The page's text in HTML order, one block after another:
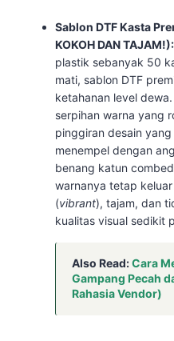
Sablon DTF Kasta
KOKOH DAN TAJAM!):
plastik sebanyak 50
mati, sablon DTF
ketahanan level
serpihan warna yang
pinggiran desain
menempel dengan
benang katun
warnanya tetap
(vibrant), tajam, dan
kualitas visual sedikit
Also Read:Cara
Gampang Pecah
Rahasia Vendor)